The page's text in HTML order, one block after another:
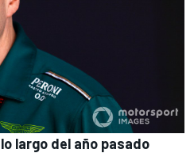
largo del año pasado